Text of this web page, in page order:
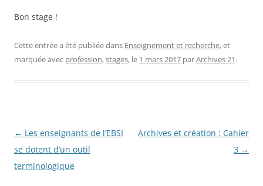
Bon stage !
Cette entrée a été publiée dans Enseignement et recherche, et
marquée avec profession,stages, le 1 mars 2017 parArchives 21.
Navigation
des
articles
← Les enseignants de l’EBSI
se dotent d’un outil
terminologique
Archives et création : Cahier
3 →